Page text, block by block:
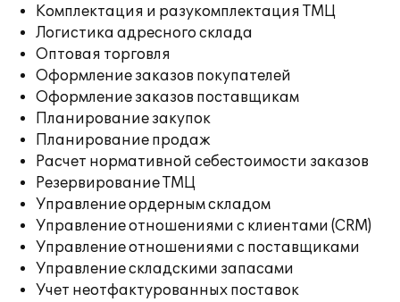
Комплектация и разукомплектация ТМЦ
Логистика адресного склада
Оптовая торговля
Оформление заказов покупателей
Оформление заказов поставщикам
Планирование закупок
Планирование продаж
Расчет нормативной себестоимости заказов
Резервирование ТМЦ
Управление ордерным складом
Управление отношениями с клиентами (CRM)
Управление отношениями с поставщиками
Управление складскими запасами
Учет неотфактурованных поставок